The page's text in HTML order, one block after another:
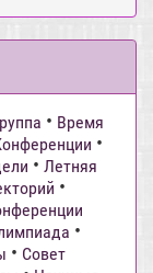
• Время
•
• Летняя
•
•
• Совет